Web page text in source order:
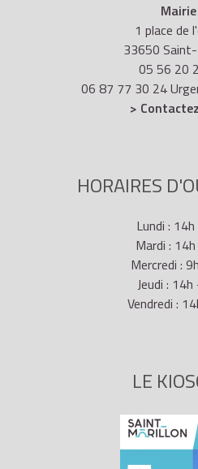
1 place de
33650
05 56 20
06 87 77 30 24
>
HORAIRES
Lundi :
Mardi :
Mercredi :
Jeudi :
Vendredi :
LE